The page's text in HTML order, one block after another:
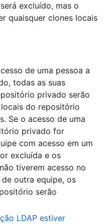
excluído, mas o
quaisquer clones locais
de uma pessoa a
todas as suas
privado serão
do repositório
Se o acesso de uma
privado for
com acesso em um
excluída e os
tiverem acesso no
outra equipe, os
serão
LDAP estiver